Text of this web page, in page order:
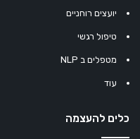
יועצים רוחניים
טיפול רגשי
מטפלים ב NLP
עוד
כלים להעצמה